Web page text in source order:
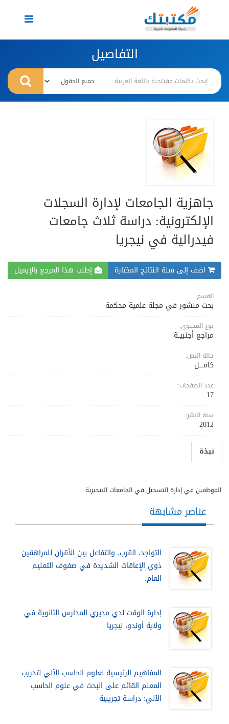
Toggle
navigation
التفاصيل
جاهزية الجامعات لإدارة السجلات
الإلكترونية: دراسة ثلاث جامعات
فيدرالية في نيجريا
اضف إلى سلة النتائج المختارة إطلب هذا المرجع بالإيميل
القسم:
بحث منشور في مجلة علمية محكمة
نوع المحتوى:
مراجع أجنبيــة
حالة النص:
كامــــل
عدد الصفحات:
17
سنة النشر:
2012
نبذة
الموظفين في إدارة التسجيل في الجامعات النيجيرية
عناصر مشابهة
التواجد، القرب، والتفاعل بين الأقران للمراهقين
ذوي الإعاقات الشديدة في صفوف التعليم
العام.
إدارة الوقت لدي مديري المدارس الثانوية في
ولاية أوندو، نيجريا
المفاهيم الرئيسية لعلوم الحاسب الآلي لتدريب
المعلم القائم على البحث في علوم الحاسب
الآلي: دراسة تجريبية